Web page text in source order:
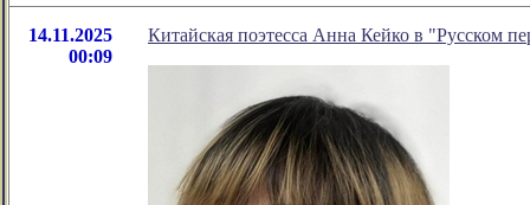
14.11.2025
00:09
Китайская поэтесcа Анна Кейко в "Русском